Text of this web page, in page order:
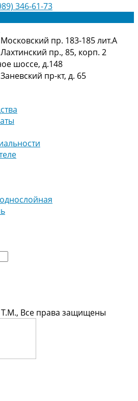
346-61-73
пр. 183-185 лит.А
пр., 85, корп. 2
шоссе, д.148
пр-кт, д. 65
Все права защищены